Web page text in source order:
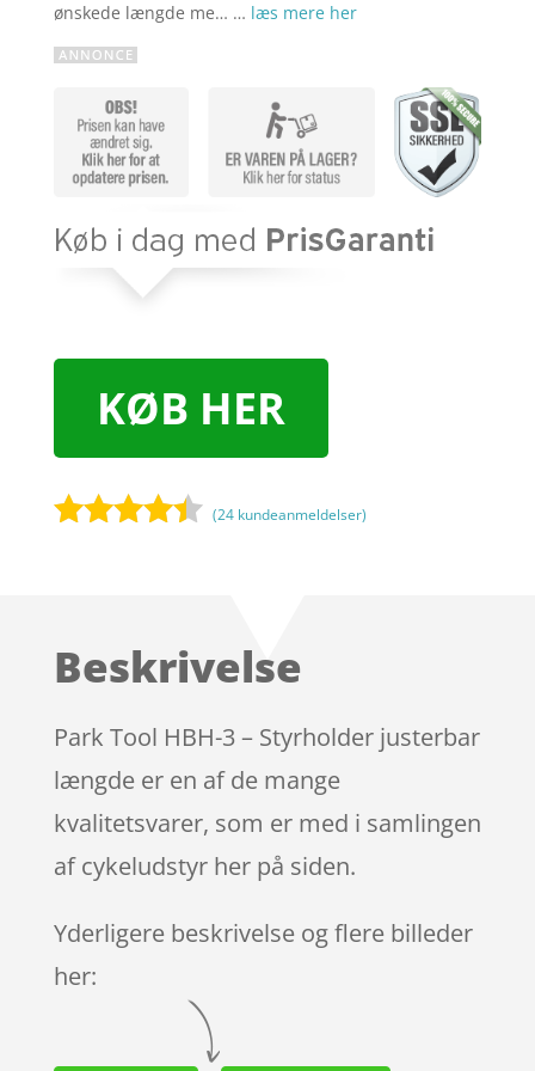
ønskede længde me… … læs mere her
KØB HER
på
mmelser
(24 kundeanmeldelser)
Beskrivelse
Park Tool HBH-3 – Styrholder justerbar
længde er en af de mange
kvalitetsvarer, som er med i samlingen
af cykeludstyr her på siden.
Yderligere beskrivelse og flere billeder
her: